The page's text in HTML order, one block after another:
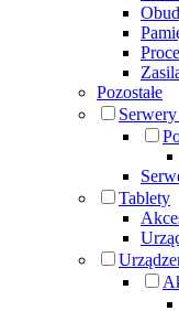
Pozostałe
Tablety